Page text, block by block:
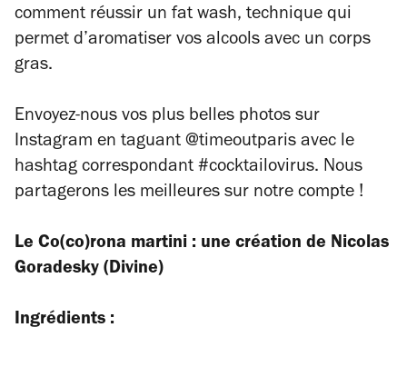
comment réussir un fat wash, technique qui
permet d’aromatiser vos alcools avec un corps
gras.
Envoyez-nous vos plus belles photos sur
Instagram en taguant @timeoutparis avec le
hashtag correspondant #cocktailovirus. Nous
partagerons les meilleures sur notre compte !
Le Co(co)rona martini : une création de Nicolas
Goradesky (Divine)
Ingrédients :